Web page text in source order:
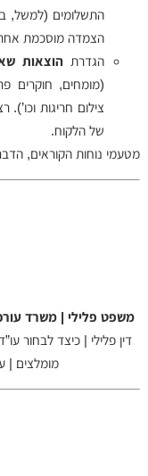
התשלומים (למשל,
הצמדה מוסכמת
הגדרת הוצאות
(מומחים, חוקרים
צילום חריגות
של הלקוח.
מטעמי נוחות הקוראים,
משפט פלילי | משרד
דין פלילי | כיצד לבחור
מומלצים |